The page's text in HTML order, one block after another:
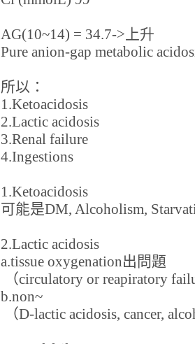
AG(10~14) = 34.7->上升
Pure anion-gap metabolic
所以：
1.Ketoacidosis
2.Lactic acidosis
3.Renal failure
4.Ingestions
1.Ketoacidosis
可能是DM, Alcoholism,
2.Lactic acidosis
a.tissue oxygenation出問題
（circulatory or reapiratory
b.non~
（D-lactic acidosis, cancer,